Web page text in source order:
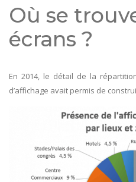
Où se
écrans ?
En 2014, le détail de la
d’affichage avait permis de